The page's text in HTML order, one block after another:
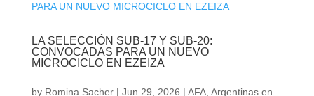
LA SELECCIÓN SUB-17 Y SUB-20:
CONVOCADAS PARA UN NUEVO
MICROCICLO EN EZEIZA
by Romina Sacher| Jun 29, 2026 | AFA, Argentinas en